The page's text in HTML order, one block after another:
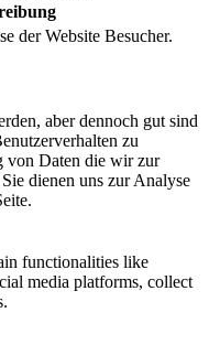
der Website Besucher.
aber dennoch gut sind
zu
von Daten die wir zur
dienen uns zur Analyse
functionalities like
media platforms, collect